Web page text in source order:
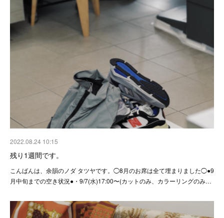
2022.08.24 10:15
残り1週間です。
こんばんは、余韻のノダ タツヤです。◯8月のお席は全て埋まりました◯●9
月中旬までの空き状況●・9/7(水)17:00〜(カットのみ、カラーリングのみ…